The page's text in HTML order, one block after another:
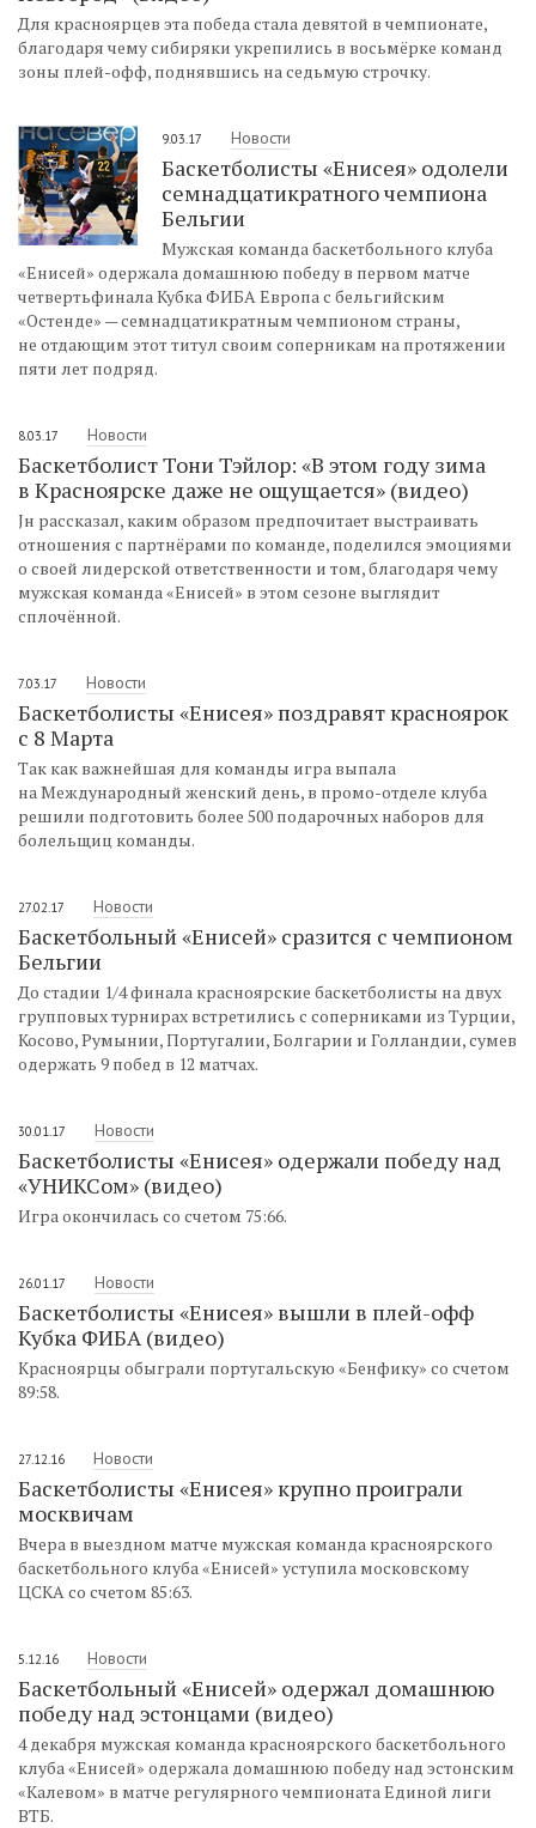
Для красноярцев эта победа стала девятой в чемпионате,
благодаря чему сибиряки укрепились в восьмёрке команд
зоны плей-офф, поднявшись на седьмую строчку.
9.03.17 Новости
Баскетболисты «Енисея» одолели
семнадцатикратного чемпиона
Бельгии
Мужская команда баскетбольного клуба
«Енисей» одержала домашнюю победу в первом матче
четвертьфинала Кубка ФИБА Европа с бельгийским
«Остенде» — семнадцатикратным чемпионом страны,
не отдающим этот титул своим соперникам на протяжении
пяти лет подряд.
8.03.17 Новости
Баскетболист Тони Тэйлор: «В этом году зима
в Красноярске даже не ощущается» (видео)
Jн рассказал, каким образом предпочитает выстраивать
отношения с партнёрами по команде, поделился эмоциями
о своей лидерской ответственности и том, благодаря чему
мужская команда «Енисей» в этом сезоне выглядит
сплочённой.
7.03.17 Новости
Баскетболисты «Енисея» поздравят красноярок
с 8 Марта
Так как важнейшая для команды игра выпала
на Международный женский день, в промо-отделе клуба
решили подготовить более 500 подарочных наборов для
болельщиц команды.
27.02.17 Новости
Баскетбольный «Енисей» сразится с чемпионом
Бельгии
До стадии 1/4 финала красноярские баскетболисты на двух
групповых турнирах встретились с соперниками из Турции,
Косово, Румынии, Португалии, Болгарии и Голландии, сумев
одержать 9 побед в 12 матчах.
30.01.17 Новости
Баскетболисты «Енисея» одержали победу над
«УНИКСом» (видео)
Игра окончилась со счетом 75:66.
26.01.17 Новости
Баскетболисты «Енисея» вышли в плей-офф
Кубка ФИБА (видео)
Красноярцы обыграли португальскую «Бенфику» со счетом
89:58.
27.12.16 Новости
Баскетболисты «Енисея» крупно проиграли
москвичам
Вчера в выездном матче мужская команда красноярского
баскетбольного клуба «Енисей» уступила московскому
ЦСКА со счетом 85:63.
5.12.16 Новости
Баскетбольный «Енисей» одержал домашнюю
победу над эстонцами (видео)
4 декабря мужская команда красноярского баскетбольного
клуба «Енисей» одержала домашнюю победу над эстонским
«Калевом» в матче регулярного чемпионата Единой лиги
ВТБ.